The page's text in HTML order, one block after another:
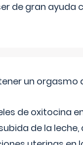
de gran
un
de oxitocina
de la